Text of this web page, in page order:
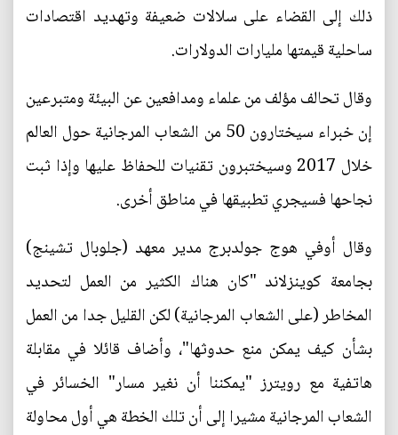
ذلك إلى القضاء على سلالات ضعيفة وتهديد اقتصادات
ساحلية قيمتها مليارات الدولارات.
وقال تحالف مؤلف من علماء ومدافعين عن البيئة ومتبرعين
إن خبراء سيختارون 50 من الشعاب المرجانية حول العالم
خلال 2017 وسيختبرون تقنيات للحفاظ عليها وإذا ثبت
نجاحها فسيجري تطبيقها في مناطق أخرى.
وقال أوفي هوج جولدبرج مدير معهد (جلوبال تشينج)
بجامعة كوينزلاند "كان هناك الكثير من العمل لتحديد
المخاطر (على الشعاب المرجانية) لكن القليل جدا من العمل
بشأن كيف يمكن منع حدوثها"، وأضاف قائلا في مقابلة
هاتفية مع رويترز "يمكننا أن نغير مسار" الخسائر في
الشعاب المرجانية مشيرا إلى أن تلك الخطة هي أول محاولة